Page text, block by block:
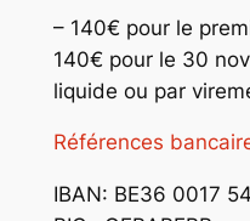
– 140€ pour le
140€ pour le 30
liquide ou par
Références
IBAN: BE36 0017